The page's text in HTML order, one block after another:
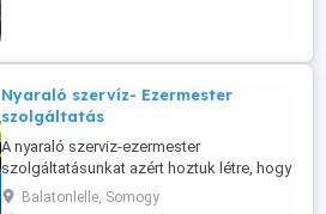
Nyaraló szervíz- Ezermester
szolgáltatás
A nyaraló szerviz-ezermester
szolgáltatásunkat azért hoztuk létre, hogy
ügyfeleink teljeskörű kiszolgálásban
Balatonlelle, Somogy